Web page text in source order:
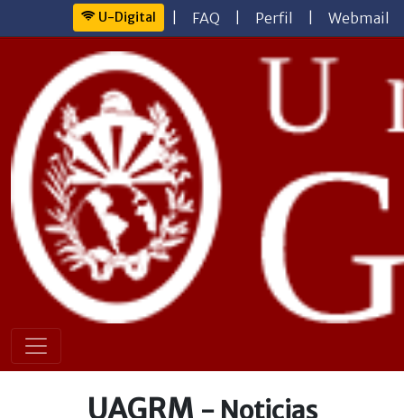
U-Digital FAQ Perfil Webmail
UAGRM - Noticias